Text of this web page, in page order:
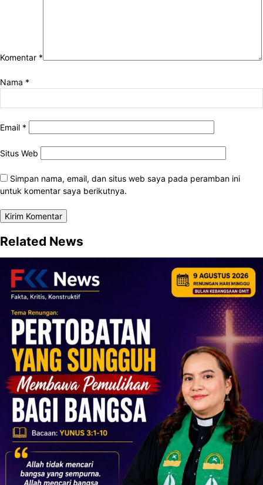
Komentar *
Nama *
Email *
Situs Web
Simpan nama, email, dan situs web saya pada peramban ini
untuk komentar saya berikutnya.
Related News